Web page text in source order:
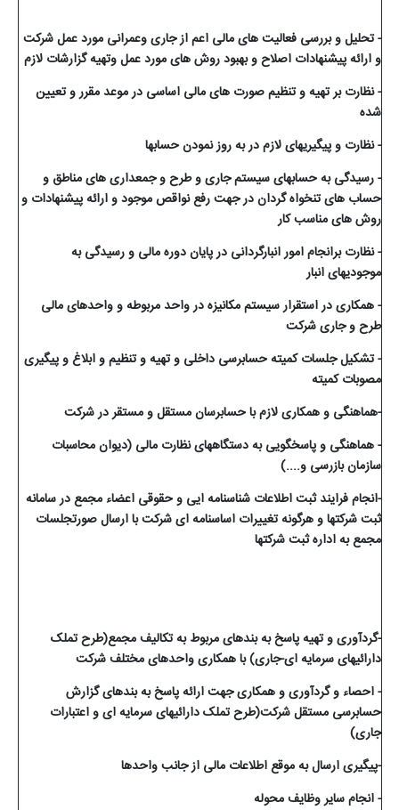
- تحلیل و بررسی فعالیت های مالی اعم از جاری وعمرانی مورد عمل شرکت
و ارائه پیشنهادات اصلاح و بهبود روش های مورد عمل وتهیه گزارشات لازم
- نظارت بر تهیه و تنظیم صورت های مالی اساسی در موعد مقرر و تعیین
شده
- نظارت و پیگیریهای لازم در به روز نمودن حسابها
- رسیدگی به حسابهای سیستم جاری و طرح و جمعداری های مناطق و
حساب های تنخواه گردان در جهت رفع نواقص موجود و ارائه پیشنهادات و
روش های مناسب کار
- نظارت برانجام امور انبارگردانی در پایان دوره مالی و رسیدگی به
موجودیهای انبار
- همکاری در استقرار سیستم مکانیزه در واحد مربوطه و واحدهای مالی
طرح و جاری شرکت
- تشکیل جلسات کمیته حسابرسی داخلی و تهیه و تنظیم و ابلاغ و پیگیری
مصوبات کمیته
-هماهنگی و همکاری لازم با حسابرسان مستقل و مستقر در شرکت
- هماهنگی و پاسخگویی به دستگاههای نظارت مالی (دیوان محاسبات
سازمان بازرسی و....)
-انجام فرایند ثبت اطلاعات شناسنامه ایی و حقوقی اعضاء مجمع در سامانه
ثبت شرکتها و هرگونه تغییرات اساسنامه ای شرکت با ارسال صورتجلسات
مجمع به اداره ثبت شرکتها
-گردآوری و تهیه پاسخ به بندهای مربوط به تکالیف مجمع(طرح تملک
دارائیهای سرمایه ای-جاری) با همکاری واحدهای مختلف شرکت
- احصاء و گردآوری و همکاری جهت ارائه پاسخ به بندهای گزارش
حسابرسی مستقل شرکت(طرح تملک دارائیهای سرمایه ای و اعتبارات
جاری)
-پیگیری ارسال به موقع اطلاعات مالی از جانب واحدها
- انجام سایر وظایف محوله